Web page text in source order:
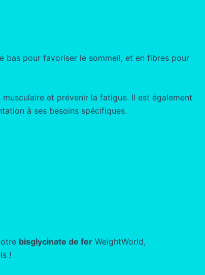
bas pour favoriser le sommeil, et en fibres pour
et prévenir la fatigue. Il est également
à ses besoins spécifiques.
bisglycinate de fer WeightWorld,
!